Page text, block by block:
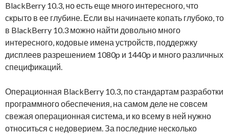
BlackBerry 10.3, но есть еще много интересного, что
скрыто в ее глубине. Если вы начинаете копать глубоко, то
в BlackBerry 10.3 можно найти довольно много
интересного, кодовые имена устройств, поддержку
дисплеев разрешением 1080p и 1440p и много различных
спецификаций.
Операционная BlackBerry 10.3, по стандартам разработки
программного обеспечения, на самом деле не совсем
свежая операционная система, и ко всему в ней нужно
относиться с недоверием. За последние несколько